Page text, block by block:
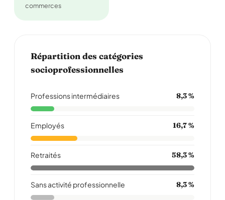
commerces
Répartition des catégories
socioprofessionnelles
Professions intermédiaires 8,3 %
Employés 16,7 %
Retraités 58,3 %
Sans activité professionnelle 8,3 %